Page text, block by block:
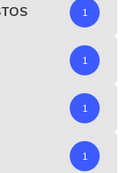
1
1
1
1